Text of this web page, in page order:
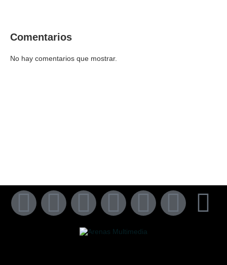
Comentarios
No hay comentarios que mostrar.